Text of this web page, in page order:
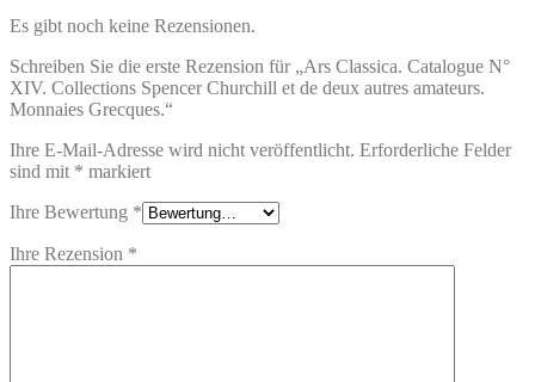
Es gibt noch keine Rezensionen.
Schreiben Sie die erste Rezension für „Ars Classica. Catalogue N°
XIV. Collections Spencer Churchill et de deux autres amateurs.
Monnaies Grecques.“
Ihre E-Mail-Adresse wird nicht veröffentlicht. Erforderliche Felder
sind mit * markiert
Ihre Bewertung *
Ihre Rezension *